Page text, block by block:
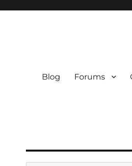
Blog Forums